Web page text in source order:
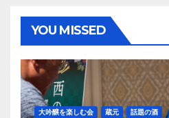
YOU MISSED
大吟醸を楽しむ会 蔵元 話題の酒